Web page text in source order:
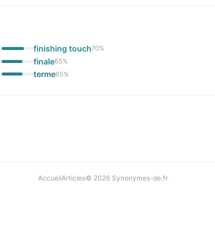
finishing touch70%
finale65%
terme65%
AccueilArticles© 2026 Synonymes-de.fr